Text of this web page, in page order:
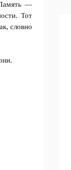
Память —
Тот
словно